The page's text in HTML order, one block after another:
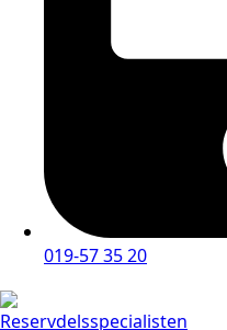
019-57 35 20
Reservdelsspecialisten